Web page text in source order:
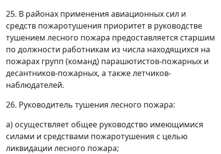
25. В районах применения авиационных сил и
средств пожаротушения приоритет в руководстве
тушением лесного пожара предоставляется старшим
по должности работникам из числа находящихся на
пожарах групп (команд) парашютистов-пожарных и
десантников-пожарных, а также летчиков-
наблюдателей.
26. Руководитель тушения лесного пожара:
а) осуществляет общее руководство имеющимися
силами и средствами пожаротушения с целью
ликвидации лесного пожара;